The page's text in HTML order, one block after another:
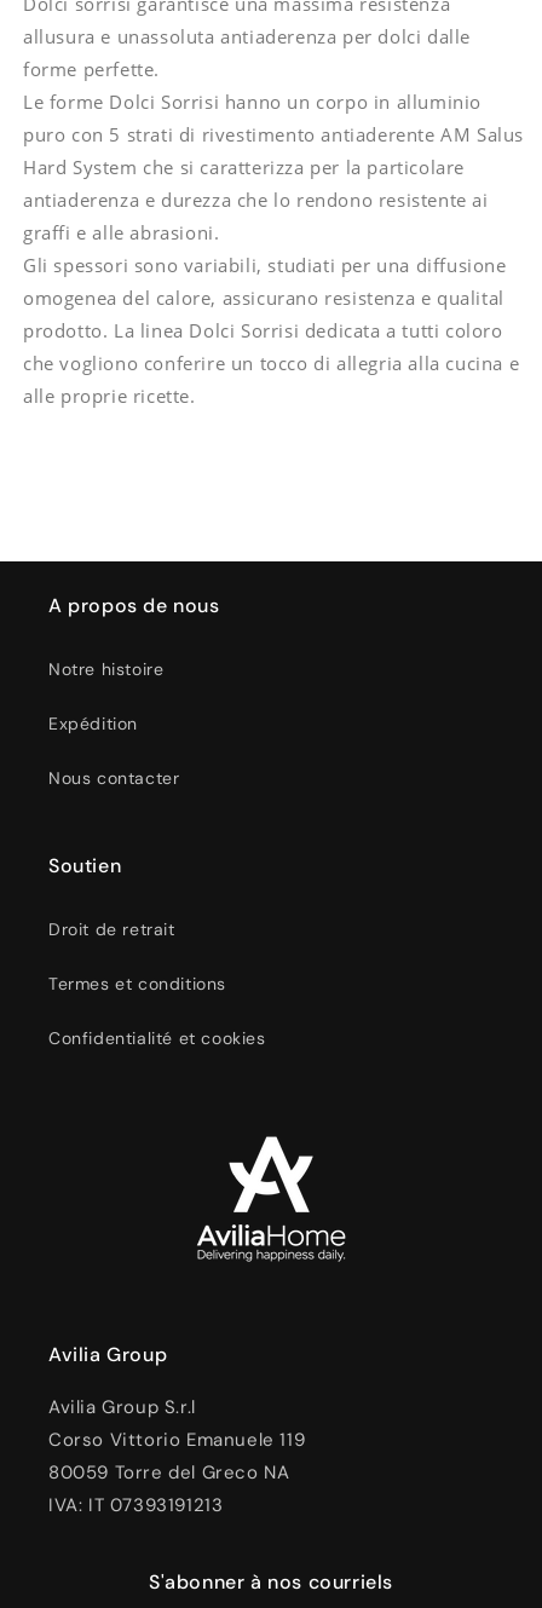
allusura e unassoluta antiaderenza per dolci dalle
forme perfette.
Le forme Dolci Sorrisi hanno un corpo in alluminio
puro con 5 strati di rivestimento antiaderente AM Salus
Hard System che si caratterizza per la particolare
antiaderenza e durezza che lo rendono resistente ai
graffi e alle abrasioni.
Gli spessori sono variabili, studiati per una diffusione
omogenea del calore, assicurano resistenza e qualital
prodotto. La linea Dolci Sorrisi dedicata a tutti coloro
che vogliono conferire un tocco di allegria alla cucina e
alle proprie ricette.
A propos de nous
Notre histoire
Expédition
Nous contacter
Soutien
Droit de retrait
Termes et conditions
Confidentialité et cookies
Avilia Group
Avilia Group S.r.l
Corso Vittorio Emanuele 119
80059 Torre del Greco NA
IVA: IT 07393191213
S'abonner à nos courriels